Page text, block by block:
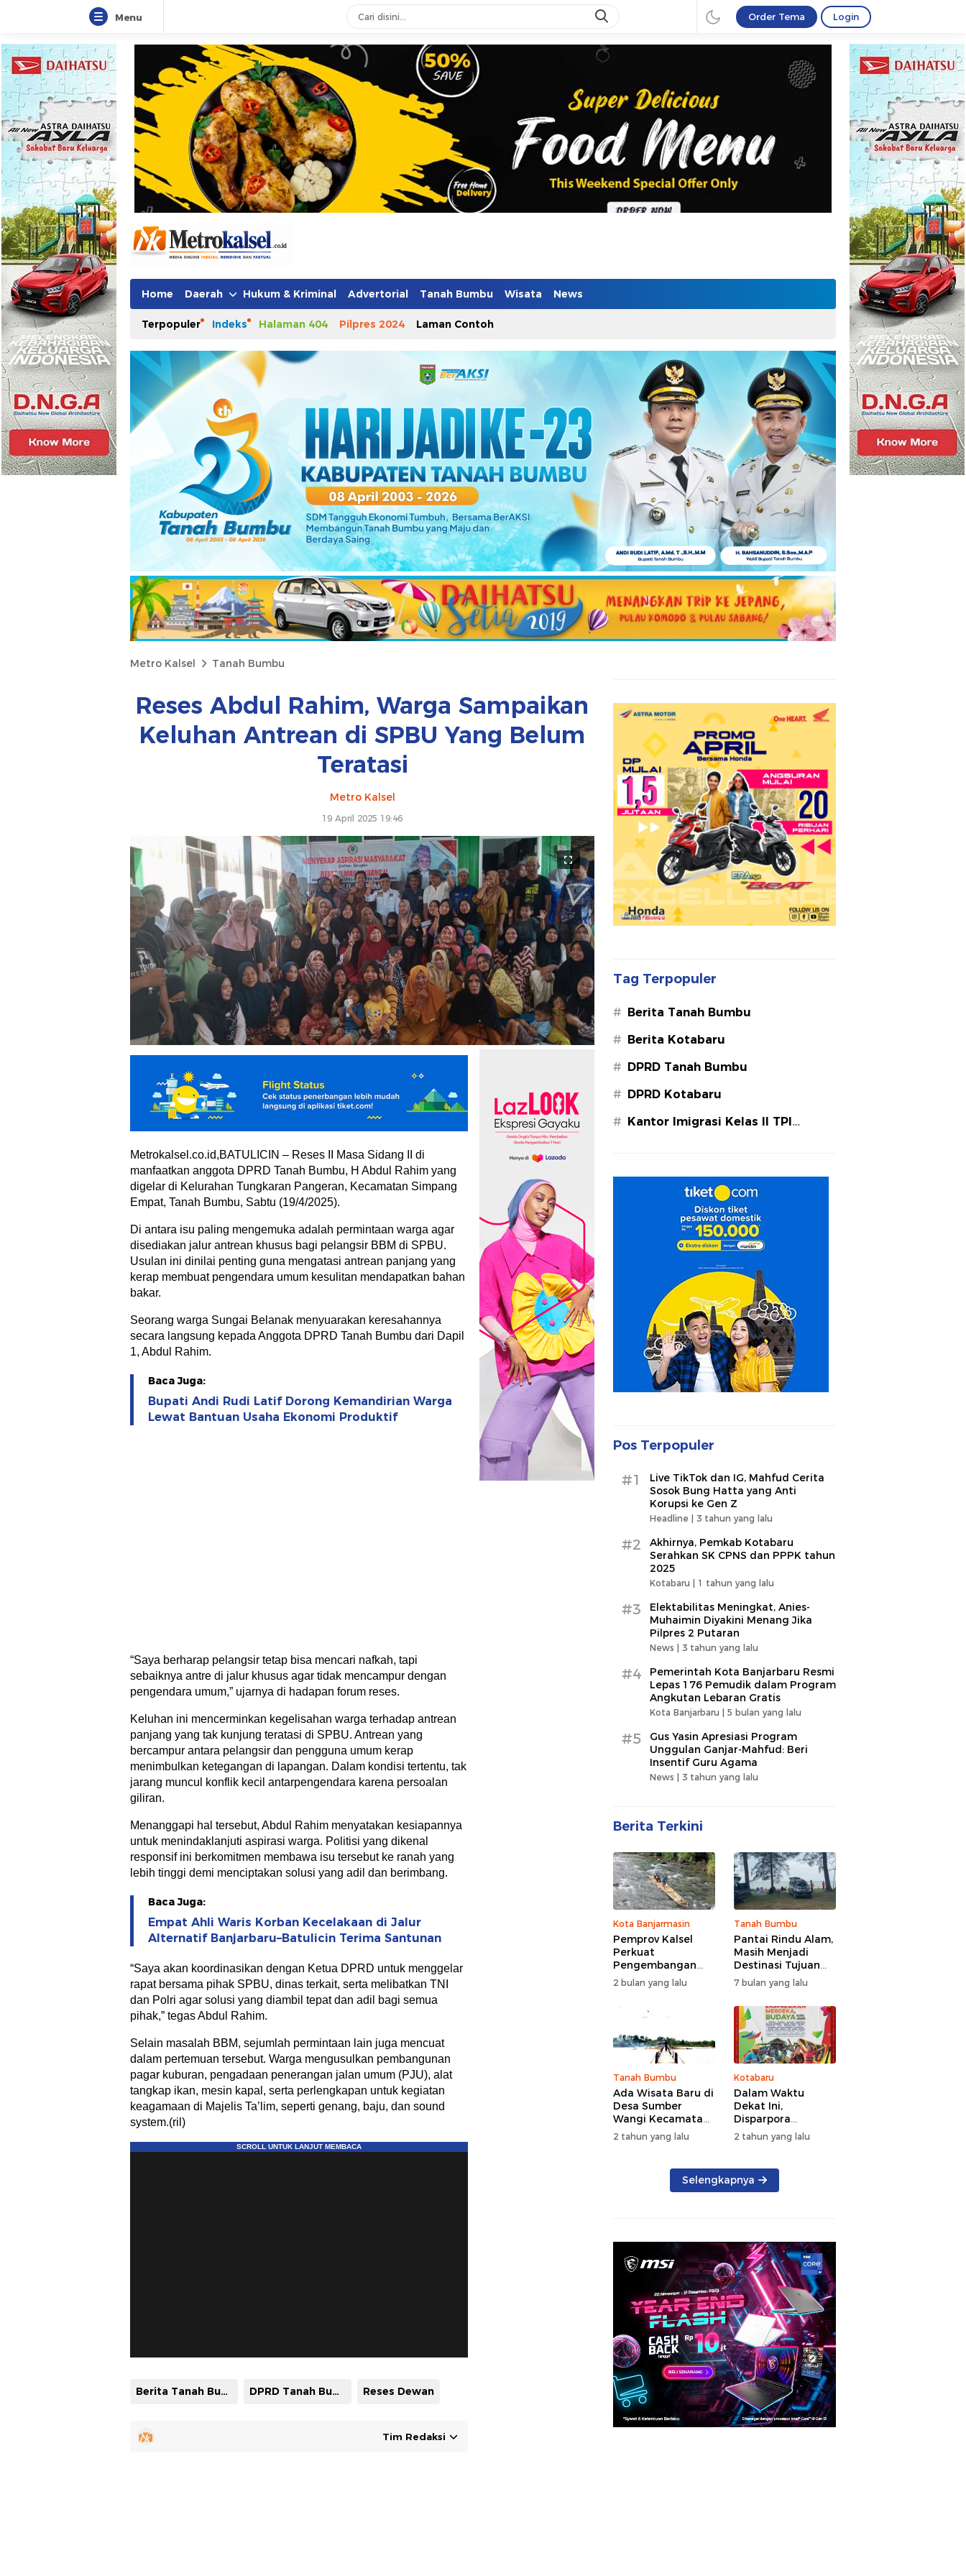
Menu Order Tema Login
Home Daerah Hukum & Kriminal Advertorial Tanah Bumbu Wisata News
Terpopuler Indeks Halaman 404 Pilpres 2024 Laman Contoh
Metro Kalsel Tanah Bumbu
Reses Abdul Rahim, Warga Sampaikan
Keluhan Antrean di SPBU Yang Belum
Teratasi
Metro Kalsel
19 April 2025 19:46
Metrokalsel.co.id,BATULICIN – Reses II Masa Sidang II di
manfaatkan anggota DPRD Tanah Bumbu, H Abdul Rahim yang
digelar di Kelurahan Tungkaran Pangeran, Kecamatan Simpang
Empat, Tanah Bumbu, Sabtu (19/4/2025).
Di antara isu paling mengemuka adalah permintaan warga agar
disediakan jalur antrean khusus bagi pelangsir BBM di SPBU.
Usulan ini dinilai penting guna mengatasi antrean panjang yang
kerap membuat pengendara umum kesulitan mendapatkan bahan
bakar.
Seorang warga Sungai Belanak menyuarakan keresahannya
secara langsung kepada Anggota DPRD Tanah Bumbu dari Dapil
1, Abdul Rahim.
Baca Juga:
Bupati Andi Rudi Latif Dorong Kemandirian Warga
Lewat Bantuan Usaha Ekonomi Produktif
“Saya berharap pelangsir tetap bisa mencari nafkah, tapi
sebaiknya antre di jalur khusus agar tidak mencampur dengan
pengendara umum,” ujarnya di hadapan forum reses.
Keluhan ini mencerminkan kegelisahan warga terhadap antrean
panjang yang tak kunjung teratasi di SPBU. Antrean yang
bercampur antara pelangsir dan pengguna umum kerap
menimbulkan ketegangan di lapangan. Dalam kondisi tertentu, tak
jarang muncul konflik kecil antarpengendara karena persoalan
giliran.
Menanggapi hal tersebut, Abdul Rahim menyatakan kesiapannya
untuk menindaklanjuti aspirasi warga. Politisi yang dikenal
responsif ini berkomitmen membawa isu tersebut ke ranah yang
lebih tinggi demi menciptakan solusi yang adil dan berimbang.
Baca Juga:
Empat Ahli Waris Korban Kecelakaan di Jalur
Alternatif Banjarbaru–Batulicin Terima Santunan
“Saya akan koordinasikan dengan Ketua DPRD untuk menggelar
rapat bersama pihak SPBU, dinas terkait, serta melibatkan TNI
dan Polri agar solusi yang diambil tepat dan adil bagi semua
pihak,” tegas Abdul Rahim.
Selain masalah BBM, sejumlah permintaan lain juga mencuat
dalam pertemuan tersebut. Warga mengusulkan pembangunan
pagar kuburan, pengadaan penerangan jalan umum (PJU), alat
tangkap ikan, mesin kapal, serta perlengkapan untuk kegiatan
keagamaan di Majelis Ta’lim, seperti genang, baju, dan sound
system.(ril)
Berita Tanah Bumbu DPRD Tanah Bumbu Reses Dewan
Tim Redaksi
Tag Terpopuler
# Berita Tanah Bumbu
# Berita Kotabaru
# DPRD Tanah Bumbu
# DPRD Kotabaru
# Kantor Imigrasi Kelas II TPI
Pos Terpopuler
#1
Live TikTok dan IG, Mahfud Cerita
Sosok Bung Hatta yang Anti
Korupsi ke Gen Z
Headline | 3 tahun yang lalu
#2
Akhirnya, Pemkab Kotabaru
Serahkan SK CPNS dan PPPK tahun
2025
Kotabaru | 1 tahun yang lalu
#3
Elektabilitas Meningkat, Anies-
Muhaimin Diyakini Menang Jika
Pilpres 2 Putaran
News | 3 tahun yang lalu
#4
Pemerintah Kota Banjarbaru Resmi
Lepas 176 Pemudik dalam Program
Angkutan Lebaran Gratis
Kota Banjarbaru | 5 bulan yang lalu
#5
Gus Yasin Apresiasi Program
Unggulan Ganjar-Mahfud: Beri
Insentif Guru Agama
News | 3 tahun yang lalu
Berita Terkini
Kota Banjarmasin
Pemprov Kalsel
Perkuat
Pengembangan
Wisata, Targetkan
Tingkat Kunjungan
2 bulan yang lalu
Tanah Bumbu
Pantai Rindu Alam,
Masih Menjadi
Destinasi Tujuan
Wisata di Tanah
Bumbu dengan
Rindangnya Pohon
Pinus
7 bulan yang lalu
Tanah Bumbu
Ada Wisata Baru di
Desa Sumber
Wangi Kecamatan
Karang Bintang
2 tahun yang lalu
Kotabaru
Dalam Waktu
Dekat Ini,
Disparpora
Kotabaru Bakal
Menggelar Festival
2024
2 tahun yang lalu
Selengkapnya